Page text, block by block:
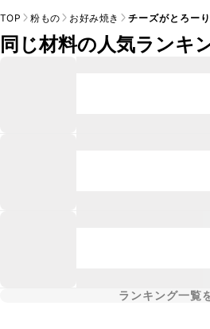
TOP 粉もの お好み焼き チーズがとろー
同じ材料の人気ランキ
ランキング一覧